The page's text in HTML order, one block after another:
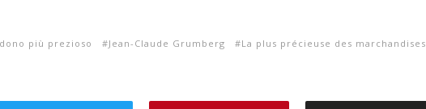
più prezioso Jean-Claude Grumberg
La plus précieuse des marchandises